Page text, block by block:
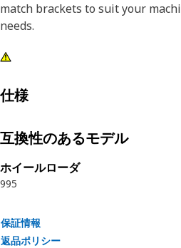
match brackets to suit your
needs.
仕様
互換性のあるモデル
ホイールローダ
995
保証情報
返品ポリシー